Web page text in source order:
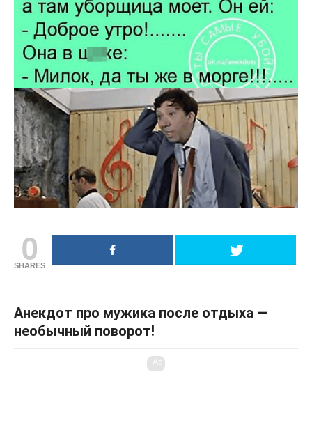
0
SHARES
Анекдот про мужика после отдыха —
необычный поворот!
Ad